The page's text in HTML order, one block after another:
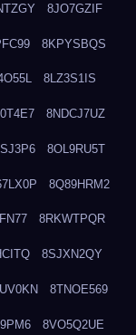
8JO7GZIF
8KPYSBQS
8LZ3S1IS
8NDCJ7UZ
8OL9RU5T
8Q89HRM2
8RKWTPQR
8SJXN2QY
8TNOE569
8VO5Q2UE